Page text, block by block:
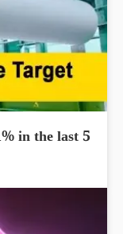
in the last 5